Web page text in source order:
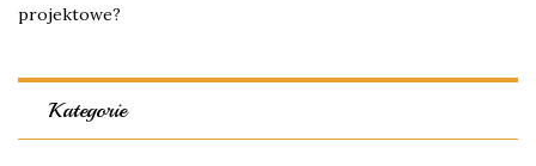
projektowe?
Kategorie